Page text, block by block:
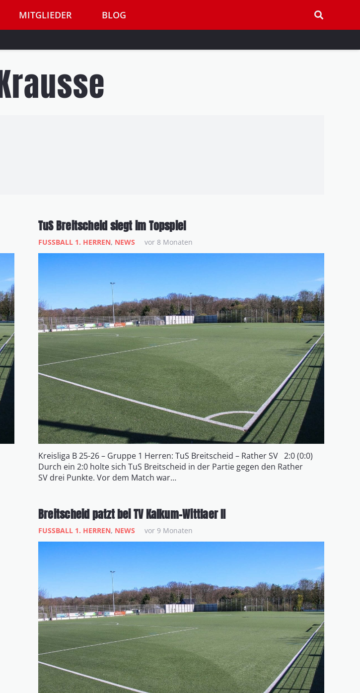
MITGLIEDER BLOG
TuS Breitscheid siegt im Topspiel
FUSSBALL 1. HERREN , NEWS vor 8 Monaten
Kreisliga B 25-26 – Gruppe 1 Herren: TuS Breitscheid – Rather SV 2:0 (0:0)
Durch ein 2:0 holte sich TuS Breitscheid in der Partie gegen den Rather
SV drei Punkte. Vor dem Match war…
Breitscheid patzt bei TV Kalkum-Wittlaer II
FUSSBALL 1. HERREN , NEWS vor 9 Monaten